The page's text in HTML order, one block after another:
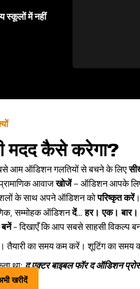
स्कूलों में नहीं
मदद कैसे करेगा?
आम ऑडिशन गलतियों से बचने के लिए
आवाजखोजें– ऑडिशन आपके
के साथ अपने ऑडिशन कोपरिष्कृत करें
सम्मोहक ऑडिशनदें…हर। एक। बार।
बनें- दिखाएँ कि आप सबसे साहसी विकल्प
तैयारी का समय कम करें। शूटिंग का समय
था:द एक्टर बाइबल फॉर द ऑडिशन
खरीदें